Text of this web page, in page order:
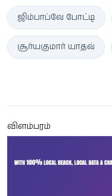
ஜிம்பாப்வே போட்டி
சூர்யகுமார் யாதவ்
விளம்பரம்